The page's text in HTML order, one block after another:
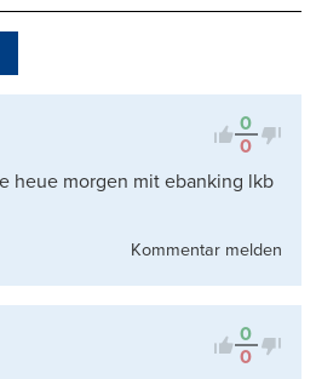
Kontrovers
0
0
heue morgen mit ebanking lkb
Kommentar melden
0
0